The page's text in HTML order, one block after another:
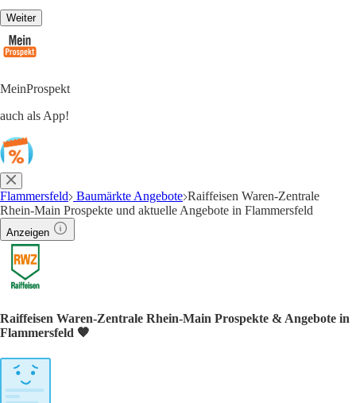
Weiter
MeinProspekt
auch als App!
Flammersfeld Baumärkte Angebote Raiffeisen Waren-Zentrale
Rhein-Main Prospekte und aktuelle Angebote in Flammersfeld
Anzeigen
Raiffeisen Waren-Zentrale Rhein-Main Prospekte & Angebote in
Flammersfeld 🧡